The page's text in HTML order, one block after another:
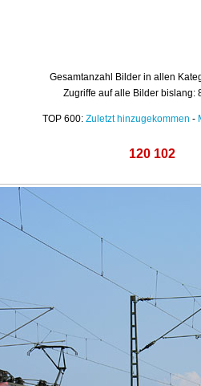
Gesamtanzahl Bilder in allen
Zugriffe auf alle Bilder bislang:
TOP 600:Zuletzt hinzugekommen -
120 102